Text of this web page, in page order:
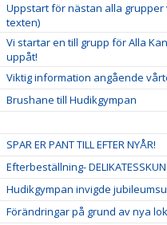
Uppstart för nästan alla grupper
texten)
Vi startar en till grupp för Alla
uppåt!
Viktig information angående
Brushane till Hudikgympan
SPAR ER PANT TILL EFTER NYÅR!
Efterbeställning-
Hudikgympan invigde
Förändringar på grund av nya